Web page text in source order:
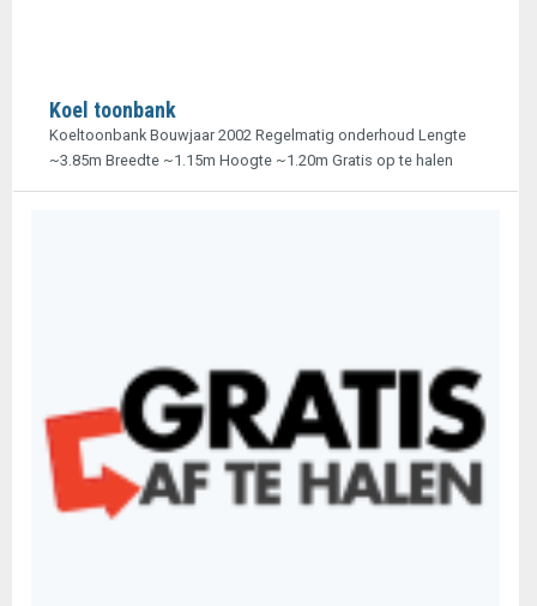
Koel toonbank
Koeltoonbank Bouwjaar 2002 Regelmatig onderhoud Lengte
~3.85m Breedte ~1.15m Hoogte ~1.20m Gratis op te halen